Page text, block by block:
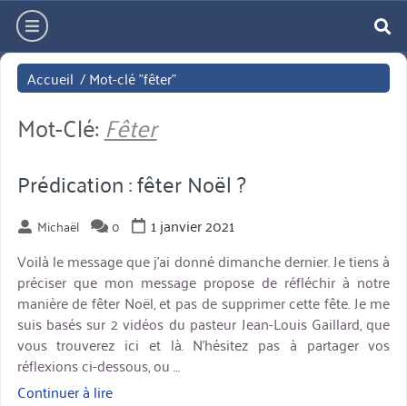
Aller
directement
au
contenu
hamburger
Accueil /Mot-clé "fêter"
Mot-Clé: Fêter
Prédication : fêter Noël ?
Michaël 0
1 janvier 2021
Voilà le message que j’ai donné dimanche dernier. Je tiens à
préciser que mon message propose de réfléchir à notre
manière de fêter Noël, et pas de supprimer cette fête. Je me
suis basés sur 2 vidéos du pasteur Jean-Louis Gaillard, que
vous trouverez ici et là. N’hésitez pas à partager vos
réflexions ci-dessous, ou …
Continuer à lire« Prédication